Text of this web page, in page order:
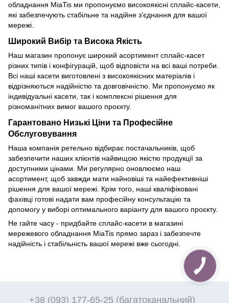
обладнання MiaTis ми пропонуємо високоякісні сплайс-касети,
які забезпечують стабільне та надійне з'єднання для вашої
мережі.
Широкий Вибір та Висока Якість
Наш магазин пропонує широкий асортимент сплайс-касет
різних типів і конфігурацій, щоб відповісти на всі ваші потреби.
Всі наші касети виготовлені з високоякісних матеріалів і
відрізняються надійністю та довговічністю. Ми пропонуємо як
індивідуальні касети, так і комплексні рішення для
різноманітних вимог вашого проєкту.
Гарантовано Низькі Ціни та Професійне
Обслуговування
Наша компанія ретельно відбирає постачальників, щоб
забезпечити наших клієнтів найвищою якістю продукції за
доступними цінами. Ми регулярно оновлюємо наш
асортимент, щоб завжди мати найновіші та найефективніші
рішення для вашої мережі. Крім того, наші кваліфіковані
фахівці готові надати вам професійну консультацію та
допомогу у виборі оптимального варіанту для вашого проєкту.
Не гайте часу - придбайте сплайс-касети в магазині
мережевого обладнання MiaTis прямо зараз і забезпечте
надійність і стабільність вашої мережі вже сьогодні.
+38 (093) 177-65-25 (багатоканальний)